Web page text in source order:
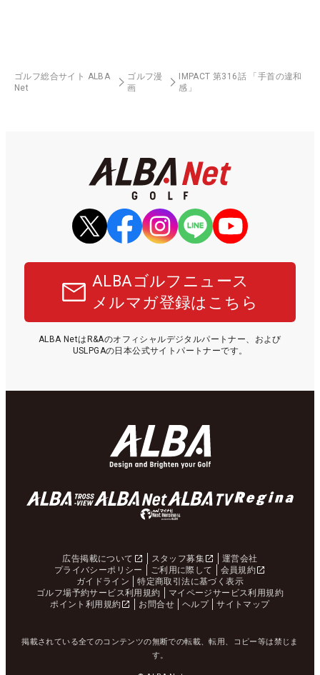
ゴルフ総合サイト ALBA
Net
ゴルフ漫
画
IMPACT 第316話 「手首の違和
感」
ALBAゴルフニュース
メルマガ登録はこちら
ALBA NetはR&Aのオフィシャルデジタルパートナー、および
USLPGAの日本公式サイトパートナーです。
広告掲載について スタッフ募集
運営会社
プライバシーポリシー
ご利用に際して
会員規約
ガイドライン
特定商取引法に基づく表示
ゴルフ場予約サービス利用規約
マイページサービス利用規約
ポイント利用規約
お問合せ ヘルプ サイトマップ
掲載されている全てのコンテンツの無断での転載、転用、コピー等は禁じま
す。